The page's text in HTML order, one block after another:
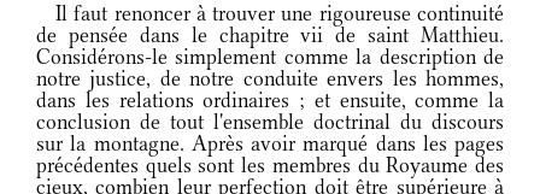
Il faut renoncer à trouver une rigoureuse continuité
de pensée dans le chapitre vii de saint Matthieu.
Considérons-le simplement comme la description de
notre justice, de notre conduite envers les hommes,
dans les relations ordinaires ; et ensuite, comme la
conclusion de tout l'ensemble doctrinal du discours
sur la montagne. Après avoir marqué dans les pages
précédentes quels sont les membres du Royaume des
cieux, combien leur perfection doit être supérieure à